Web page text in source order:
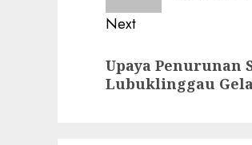
Next
post:
Upaya
Lubuklinggau